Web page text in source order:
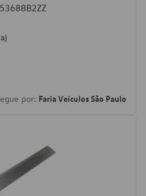
por: Faria Veículos São Paulo